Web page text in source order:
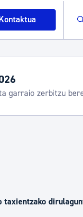
ingurumena
garraio zerbitzu
taxientzako